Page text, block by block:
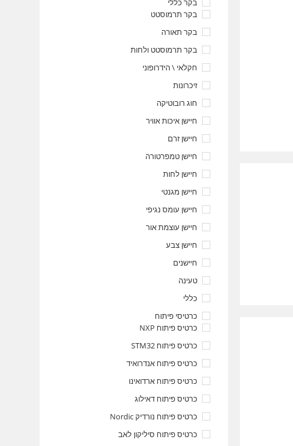
בקר כללי
בקר תרמוסטט
בקר תאורה
בקר תרמוסטט ולחות
חקלאי \ הידרופוני
זיכרונות
חוג רובוטיקה
חיישן איכות אוויר
חיישן זרם
חיישן טמפרטורה
חיישן לחות
חיישן מגנטי
חיישן עומס נגיפי
חיישן עוצמת אור
חיישן צבע
חיישנים
טעינה
כללי
כרטיסי פיתוח
כרטיס פיתוח NXP
כרטיס פיתוח STM32
כרטיס פיתוח אנדרואיד
כרטיס פיתוח ארדואינו
כרטיס פיתוח דאילוג
כרטיס פיתוח נורדיק Nordic
כרטיס פיתוח סיליקון לאב